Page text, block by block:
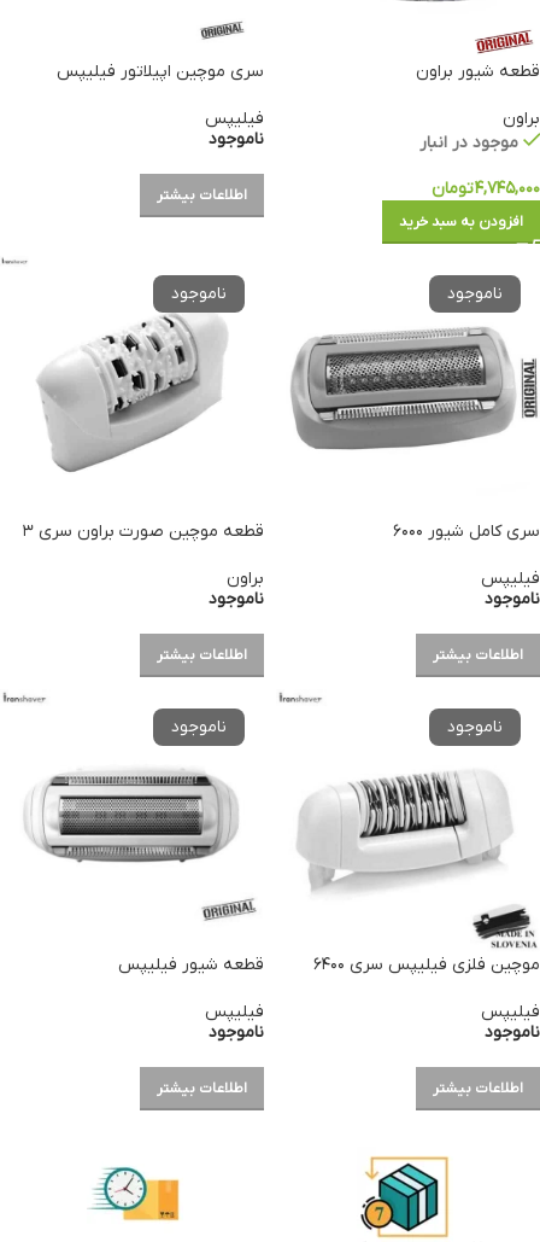
قطعه شیور براون
براون
موجود در انبار
۴,۷۴۵,۰۰۰تومان
افزودن به سبد خرید
سری موچین اپیلاتور فیلیپس
فیلیپس
ناموجود
اطلاعات بیشتر
سری کامل شیور ۶۰۰۰
فیلیپس
ناموجود
اطلاعات بیشتر
قطعه موچین صورت براون سری ۳
براون
ناموجود
اطلاعات بیشتر
موچین فلزی فیلیپس سری ۶۴۰۰
فیلیپس
ناموجود
اطلاعات بیشتر
قطعه شیور فیلیپس
فیلیپس
ناموجود
اطلاعات بیشتر